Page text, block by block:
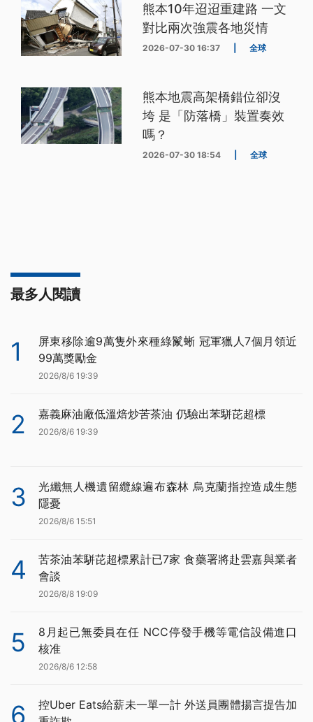
熊本10年迢迢重建路 一文
對比兩次強震各地災情
2026-07-30 16:37 全球
熊本地震高架橋錯位卻沒
垮 是「防落橋」裝置奏效
嗎？
2026-07-30 18:54 全球
最多人閱讀
1
屏東移除逾9萬隻外來種綠鬣蜥 冠軍獵人7個月領近
99萬獎勵金
2026/8/6 19:39
2 嘉義麻油廠低溫焙炒苦茶油 仍驗出苯駢芘超標
2026/8/6 19:39
3
光纖無人機遺留纜線遍布森林 烏克蘭指控造成生態
隱憂
2026/8/6 15:51
4
苦茶油苯駢芘超標累計已7家 食藥署將赴雲嘉與業者
會談
2026/8/8 19:09
5
8月起已無委員在任 NCC停發手機等電信設備進口
核准
2026/8/6 12:58
6
控Uber Eats給薪未一單一計 外送員團體揚言提告加